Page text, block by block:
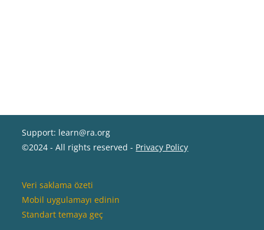
Support: learn@ra.org
©2024 - All rights reserved - Privacy Policy
Veri saklama özeti
Mobil uygulamayı edinin
Standart temaya geç